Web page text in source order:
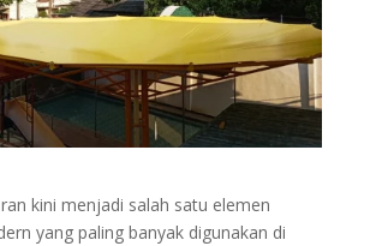
kini menjadi salah satu elemen
yang paling banyak digunakan di